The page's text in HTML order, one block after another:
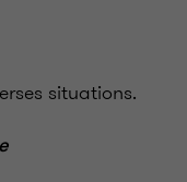
situations.